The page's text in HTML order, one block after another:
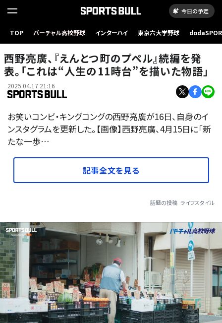
今日の予定
TOP バーチャル高校野球 インターハイ 東京六大学野球
西野亮廣、『えんとつ町のプペル』続編を発
表。「これは“人生の11時台”を描いた物語」
2025.04.17 21:16
お笑いコンビ・キングコングの西野亮廣が16日、自身のイ
ンスタグラムを更新した。【画像】西野亮廣、4月15日に「新
たな一歩…
記事全文を見る
話題の投稿 ライフスタイル